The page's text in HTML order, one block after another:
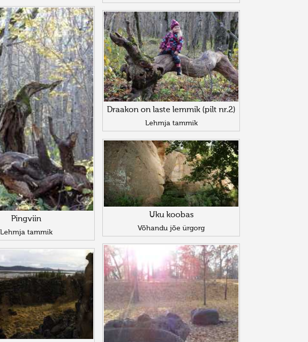
Pingviin
Lehmja tammik
Draakon on laste lemmik (pilt nr.2)
Lehmja tammik
Uku koobas
Võhandu jõe ürgorg